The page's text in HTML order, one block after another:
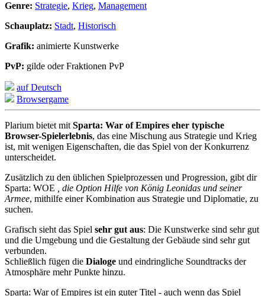
Genre: Strategie, Krieg, Management
Schauplatz: Stadt, Historisch
Grafik: animierte Kunstwerke
PvP: gilde oder Fraktionen PvP
auf Deutsch
Browsergame
Plarium bietet mit Sparta: War of Empires eher typische
Browser-Spielerlebnis, das eine Mischung aus Strategie und Krieg
ist, mit wenigen Eigenschaften, die das Spiel von der Konkurrenz
unterscheidet.
Zusätzlich zu den üblichen Spielprozessen und Progression, gibt dir
Sparta: WOE
, die Option Hilfe von König Leonidas und seiner
Armee, mithilfe einer Kombination aus Strategie und Diplomatie, zu
suchen.
Grafisch sieht das Spiel sehr gut aus: Die Kunstwerke sind sehr gut
und die Umgebung und die Gestaltung der Gebäude sind sehr gut
verbunden.
Schließlich fügen die Dialoge und eindringliche Soundtracks der
Atmosphäre mehr Punkte hinzu.
Sparta: War of Empires ist ein guter Titel - auch wenn das Spiel